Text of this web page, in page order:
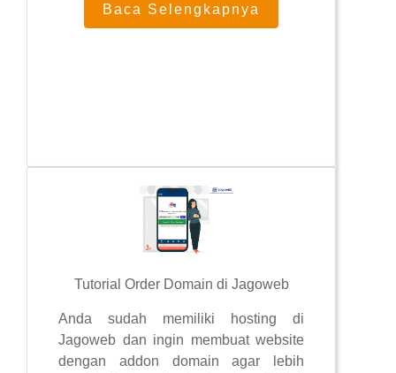
Baca Selengkapnya
Tutorial Order Domain di Jagoweb
Anda sudah memiliki hosting di
Jagoweb dan ingin membuat website
dengan addon domain agar lebih